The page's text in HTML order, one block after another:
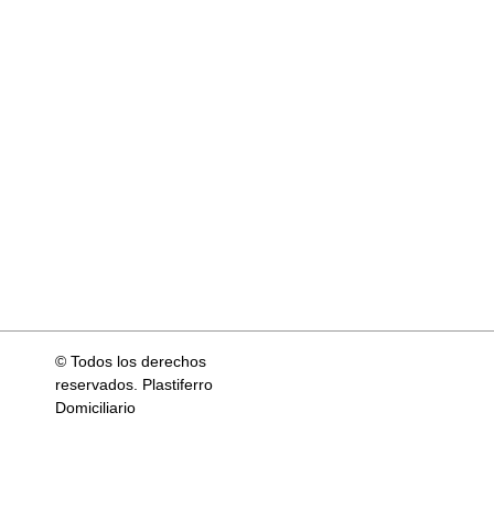
© Todos los derechos
reservados. Plastiferro
Domiciliario